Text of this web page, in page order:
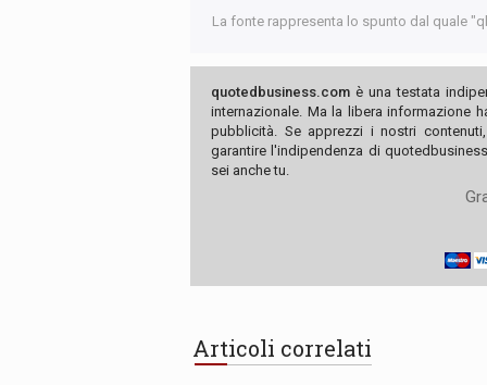
La fonte rappresenta lo spunto dal quale
quotedbusiness.com è una testata
internazionale. Ma la libera informazione
pubblicità. Se apprezzi i nostri
garantire l'indipendenza di
sei anche tu.
Articoli correlati